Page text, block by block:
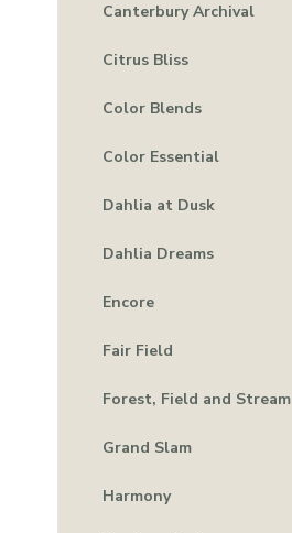
Canterbury Archival
Citrus Bliss
Color Blends
Color Essential
Dahlia at Dusk
Dahlia Dreams
Encore
Fair Field
Forest, Field and Stream
Grand Slam
Harmony